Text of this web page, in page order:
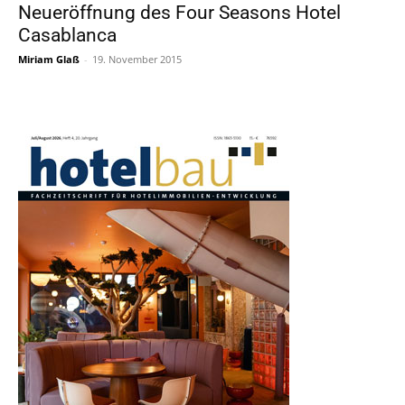
Neueröffnung des Four Seasons Hotel
Casablanca
Miriam Glaß - 19. November 2015